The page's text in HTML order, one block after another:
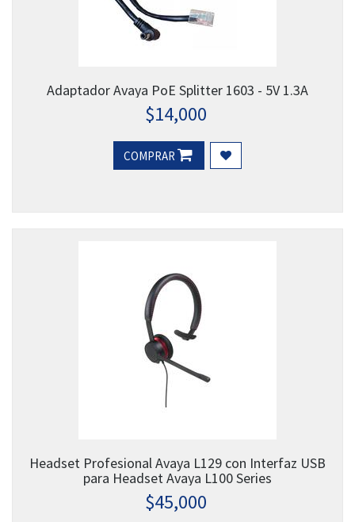
Adaptador Avaya PoE Splitter 1603 - 5V 1.3A
$14,000
COMPRAR
Headset Profesional Avaya L129 con Interfaz USB
para Headset Avaya L100 Series
$45,000